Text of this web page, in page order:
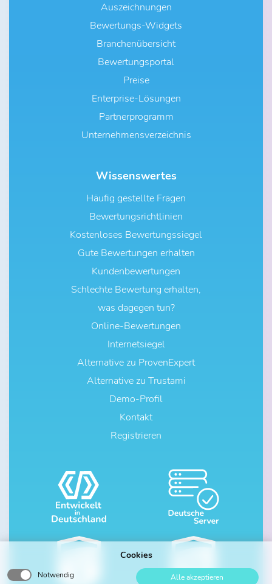
Cookies
Notwendig Alle akzeptieren
Auszeichnungen
Bewertungs-Widgets
Branchenübersicht
Bewertungsportal
Preise
Enterprise-Lösungen
Partnerprogramm
Unternehmensverzeichnis
Wissenswertes
Häufig gestellte Fragen
Bewertungsrichtlinien
Kostenloses Bewertungssiegel
Gute Bewertungen erhalten
Kundenbewertungen
Schlechte Bewertung erhalten,
was dagegen tun?
Online-Bewertungen
Internetsiegel
Alternative zu ProvenExpert
Alternative zu Trustami
Demo-Profil
Kontakt
Registrieren